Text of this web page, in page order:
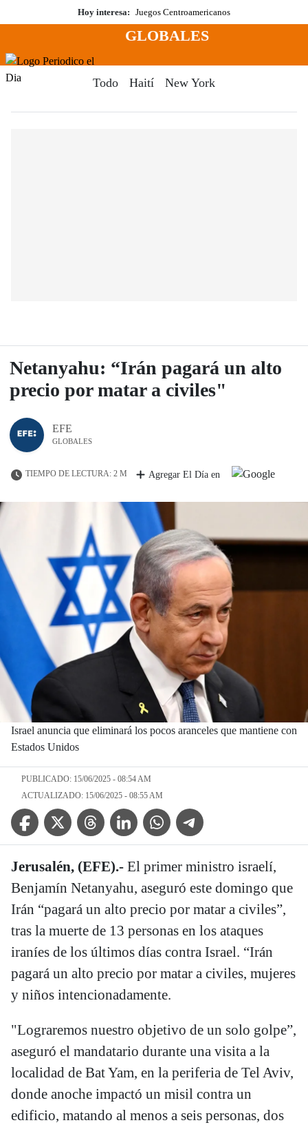
al
Hoy interesa: Juegos Centroamericanos
Menú
GLOBALES
Todo Haití New York
Netanyahu: “Irán pagará un alto
precio por matar a civiles"
EFE
GLOBALES
TIEMPO DE LECTURA: 2 M Agregar El Día en
Israel anuncia que eliminará los pocos aranceles que mantiene con
Estados Unidos
PUBLICADO: 15/06/2025 - 08:54 AM
ACTUALIZADO: 15/06/2025 - 08:55 AM
Facebook IconTwitter IconThreads IconLinkedin IconWhatsApp IconTelegram Icon
Jerusalén, (EFE).- El primer ministro israelí,
Benjamín Netanyahu, aseguró este domingo que
Irán “pagará un alto precio por matar a civiles”,
tras la muerte de 13 personas en los ataques
iraníes de los últimos días contra Israel. “Irán
pagará un alto precio por matar a civiles, mujeres
y niños intencionadamente.
"Lograremos nuestro objetivo de un solo golpe”,
aseguró el mandatario durante una visita a la
localidad de Bat Yam, en la periferia de Tel Aviv,
donde anoche impactó un misil contra un
edificio, matando al menos a seis personas, dos